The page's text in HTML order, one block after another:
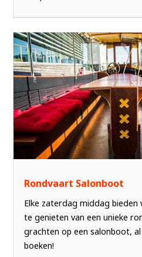
Rondvaart Salonboot
Elke zaterdag middag
te genieten van een unieke
grachten op een salonboot,
boeken!